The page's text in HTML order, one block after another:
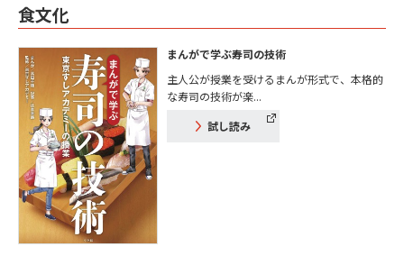
食文化
まんがで学ぶ寿司の技術
主人公が授業を受けるまんが形式で、本格的
な寿司の技術が楽...
試し読み